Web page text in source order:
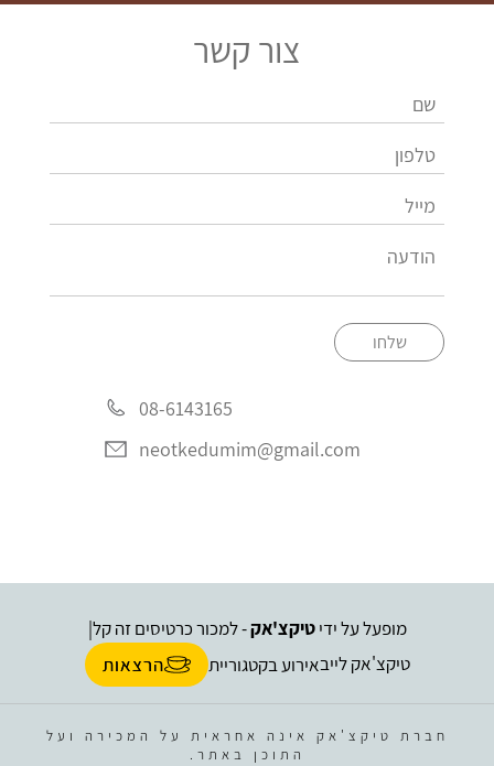
צור קשר
שלחו
08-6143165
neotkedumim@gmail.com
מופעל על ידיטיקצ'אק- למכור כרטיסים זה קל|
טיקצ'אק לייבאירוע בקטגוריית הרצאות
חברת טיקצ'אק אינה אחראית על המכירה ועל
התוכן באתר.